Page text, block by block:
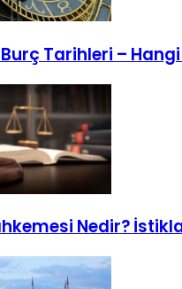
Tarihleri –
Nedir?